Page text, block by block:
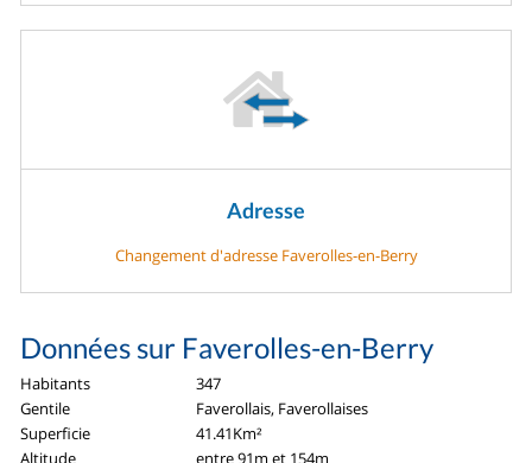
Adresse
Changement d'adresse Faverolles-en-Berry
Données sur Faverolles-en-Berry
Habitants
347
Gentile
Faverollais, Faverollaises
Superficie
41.41Km²
Altitude
entre 91m et 154m